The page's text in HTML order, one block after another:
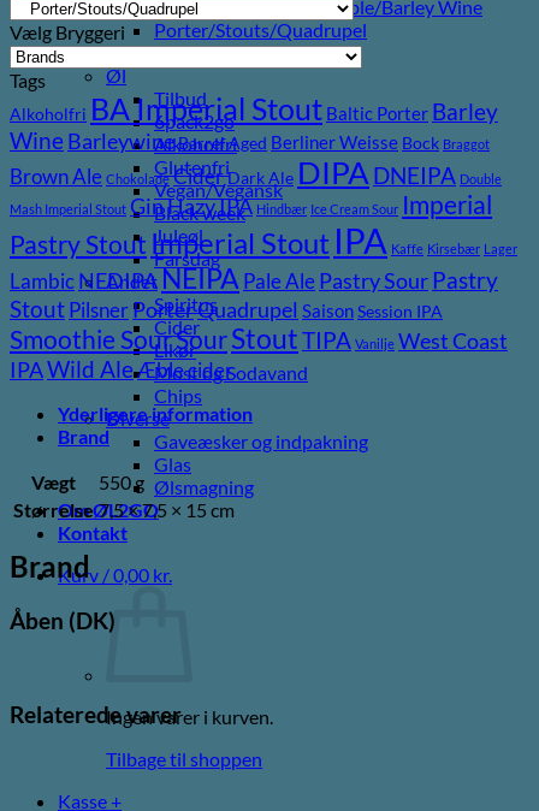
Strong Ale/Dark Ale/Triple/Barley Wine
Porter/Stouts/Quadrupel
Røgøl
Øl
Tilbud
6pack2go
Alkoholfri
Glutenfri
Vegan/Vegansk
Black week
Juleøl
Farsdag
Andet
Spiritus
Cider
Likør
Most og Sodavand
Chips
Diverse
Gaveæsker og indpakning
Glas
Ølsmagning
Om ØL2GO
Kontakt
Kurv /0,00 kr.
Ingen varer i kurven.
Tilbage til shoppen
Kasse +
Vælg Bryggeri
Tags
Alkoholfri BA Imperial Stout Baltic Porter Barley
Wine BarleywineBarrel Aged Berliner Weisse Bock Braggot
Brown Ale Chokolade CiderDark Ale DIPA DNEIPA Double
Mash Imperial Stout GinHazy IPA Hindbær Ice Cream Sour Imperial
Pastry Stout Imperial Stout IPA Kaffe Kirsebær Lager
Lambic NEDIPANEIPA Pale Ale Pastry Sour Pastry
Stout Pilsner PorterQuadrupel SaisonSession IPA
Smoothie SourSourStoutTIPA Vanilje West Coast
IPAWild Ale Æble cider
Yderligere information
Brand
Vægt
550 g
Størrelse 7,5 × 7,5 × 15 cm
Brand
Åben (DK)
Relaterede varer